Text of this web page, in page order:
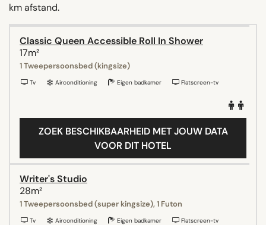
km afstand.
Classic Queen Accessible Roll In Shower
17m²
1 Tweepersoonsbed (kingsize)
Tv Airconditioning Eigen badkamer Flatscreen-tv
ZOEK BESCHIKBAARHEID MET JOUW DATA
VOOR DIT HOTEL
Writer's Studio
28m²
1 Tweepersoonsbed (super kingsize), 1 Futon
Tv Airconditioning Eigen badkamer Flatscreen-tv